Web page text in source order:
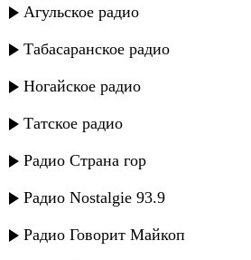
Агульское радио
Табасаранское радио
Ногайское радио
Татское радио
Радио Страна гор
Радио Nostalgie 93.9
Радио Говорит Майкоп
Мадина Домбаева - Ирсе йина
Дагир Магомедов - Доги